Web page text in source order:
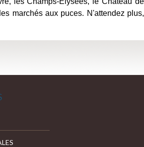
marchés aux puces. N'attendez plus,